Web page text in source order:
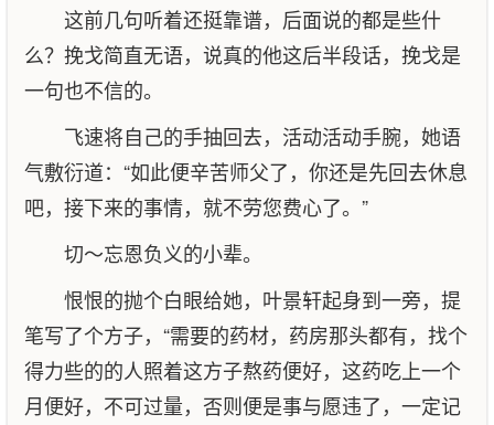
这前几句听着还挺靠谱，后面说的都是些什
么？挽戈简直无语，说真的他这后半段话，挽戈是
一句也不信的。
飞速将自己的手抽回去，活动活动手腕，她语
气敷衍道：“如此便辛苦师父了，你还是先回去休息
吧，接下来的事情，就不劳您费心了。”
切～忘恩负义的小辈。
恨恨的抛个白眼给她，叶景轩起身到一旁，提
笔写了个方子，“需要的药材，药房那头都有，找个
得力些的的人照着这方子熬药便好，这药吃上一个
月便好，不可过量，否则便是事与愿违了，一定记